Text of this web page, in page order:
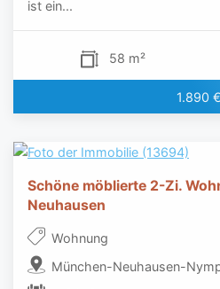
ist ein...
58 m²
1.890 €
Schöne möblierte 2-Zi.
Neuhausen
Wohnung
München-Neuhausen-